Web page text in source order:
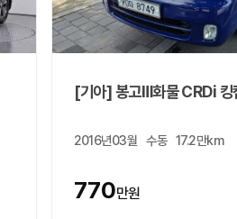
[기아] 봉고Ⅲ화물 CRDi 킹
2016년03월 수동 17.2만km
770만원